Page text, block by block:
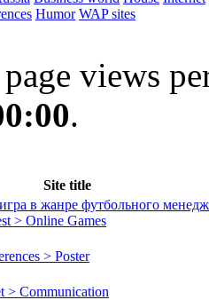
Humor WAP sites
page views
.
Site title
в жанре футбольного
> Online Games
> Poster
> Communication